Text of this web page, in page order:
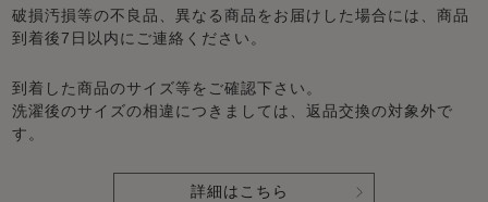
破損汚損等の不良品、異なる商品をお届けした場合には、商品
到着後7日以内にご連絡ください。
到着した商品のサイズ等をご確認下さい。
洗濯後のサイズの相違につきましては、返品交換の対象外で
す。
詳細はこちら